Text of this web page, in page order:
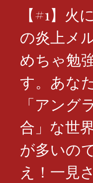
【#1】火
の炎上メ
めちゃ勉
す。あな
「アング
合」な世
が多いの
え！一見